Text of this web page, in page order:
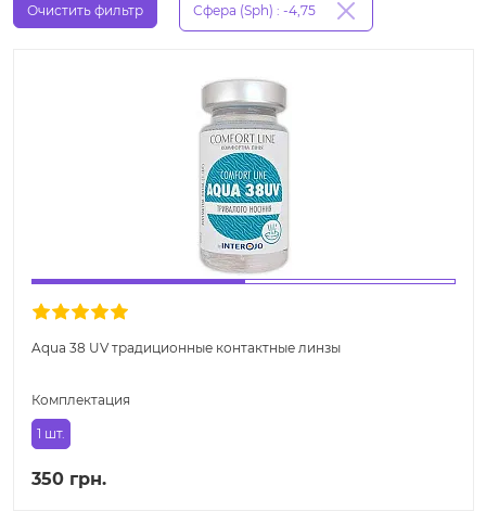
Очистить фильтр Сфера (Sph) : -4,75
Aqua 38 UV традиционные контактные линзы
Комплектация
1 шт.
350 грн.